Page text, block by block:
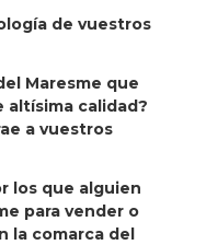
de vuestros
Maresme que
altísima calidad?
a vuestros
los que alguien
para vender o
la comarca del